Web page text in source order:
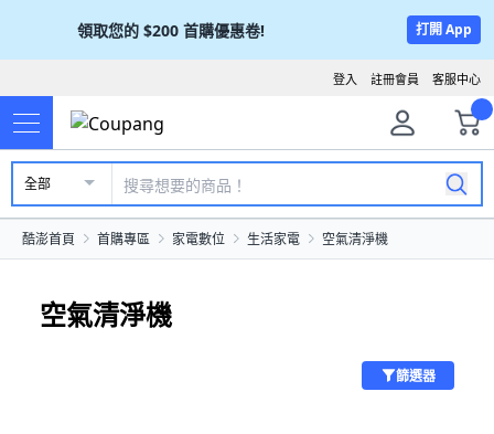
領取您的 $200 首購優惠卷! 打開 App
客服中心
註冊會員
登入
全部
酷澎首頁 首購專區 家電數位 生活家電 空氣清淨機
空氣清淨機
篩選器